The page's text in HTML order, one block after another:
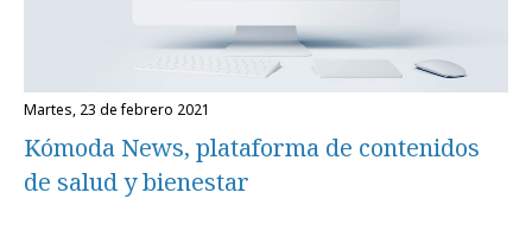
martes, 23 de febrero 2021
Kómoda News, plataforma de contenidos
de salud y bienestar